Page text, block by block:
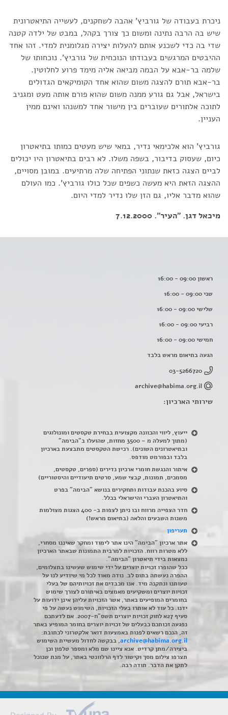
ניכרת בעבודה של גורביץ' אהבה לשחקנים, לעשייה התיאטרונית
שיש בה הרבה נתינה ומשום כך צורך בקהל, במבט של ילדה קטנה
שדי בה כדי לשכנע אותם להעלות יצירה מגלומנית למדי. זהו אחד
ההיבטים המרגשים בעבודתו הנוכחית של גורביץ'. נוכחותו של
שלמה בר-אבא על הבמה מביאה אליה מימד פרוע לחלוטין.
בר-אבא תורם להצגה משום שהוא אחד הקומיקאים הגדולים
בישראל, אבל גם גורע ממנה משום שהוא פורם אותה מעט ומגניב
לתוכה אלתורים שעוברים בין מישור אחד למשנהו ואינם ממין
העניין.
גורביץ' הוא אלכימאי נדיר, במאי שיש מעטים כמותו בתיאטרון
כיום, שעסוק בדיבור, בשפה משלו. לא רבים בתיאטרון היו יכולים
לביים הצגה כזאת שנתוני הפתיחה שלה מרתיעים. במובן מסויים,
ההצגה הזאת היא מעשה כשפים שכל כולו גורביץ'. כמו העולם
שהוא מדבר אליו, גם הזן שלו נדיר למדי היום.
מיכאל דגן. "העיר". 7.12.2000
ראשון 09:00 - 16:00
שני 09:00 - 16:00
שלישי 09:00 - 16:00
רביעי 09:00 - 16:00
חמישי 09:00 - 16:00
הגעה בתיאום מראש בלבד
03-5266720
archive@habima.org.il
שירותי הארכיון:
ייעוץ, ליווי והכוונה מקצועית בבחירת טקסטים ומונולוגים
(מתוך למעלה מ – 3500 מחזות, שהועלו ב"הבימה"
ובתיאטרונים השונים). רכישת הטקסטים מתבצעת בארכיון
בלבד ובפורמט מודפס.
איתור והנגשת חומרי ארכיון נדירים (ספרים, טקסטים,
מסמכים, תמונות, קבצי שמע, סרטים תיעודיים והיסטוריים)
סיוע בהכנת עבודות ותחקירים בנושא "הבימה" בפרט
והתיאטרון העברי והישראלי בכלל.
חדר הצפייה מרווח ובו ניתן לצפות ב- 400 הצגות מצולמות
משנות השבעים והלאה (בתיאום מראש!)
תעריפון
אתר ארכיון "הבימה" הינו אתר לימוד ומחקר שאיננו מסחרי,
ללא מטרות רווח. הזכויות למרבית התמונות שבאתר הארכיון
נמצאות בידי תיאטרון "הבימה".
ככל שהופרו זכויות יוצרים על ידי שימוש שעשינו בתצלומים,
ההפרה נעשתה בתום לב. נודה מאוד לכל מי שיודיע לנו על
טעותנו ונתקנה מיד. אנו מכבדים את זכויותיהם של בעלי
זכויות יוצרים ומשקיעים מאמצים באיתורם לצורך שימוש
בחומרים המופיעים באתר, אשר הזכויות עליהן אינן ידועות על
ידנו. כל עוד לא אותרו בעלי הזכויות, השימוש נעשה על פי
סעיף 27א לחוק זכויות יוצרים תשס"ח-2007. אם לדעתכם
נפגעה זכותכם כבעלים של זכויות יוצרים בחומר המופיע באתר
זה, הנכם רשאים לפנות באמצעות דואר אלקטרוני לכתובת:
archive@habima.org.il, בבקשה לחדול מעשיית השימוש
ביצירה/מתן קרדיט. אנא ציינו שם מלא ומספר טלפון וכן
תצרפו צילום מסך וקישור לדף הרלוונטי באתר, על מנת שנוכל
לתקן את הדבר. תודה רבה.